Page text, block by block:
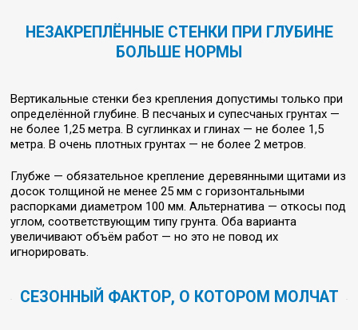
НЕЗАКРЕПЛЁННЫЕ СТЕНКИ ПРИ ГЛУБИНЕ
БОЛЬШЕ НОРМЫ
Вертикальные стенки без крепления допустимы только при
определённой глубине. В песчаных и супесчаных грунтах —
не более 1,25 метра. В суглинках и глинах — не более 1,5
метра. В очень плотных грунтах — не более 2 метров.
Глубже — обязательное крепление деревянными щитами из
досок толщиной не менее 25 мм с горизонтальными
распорками диаметром 100 мм. Альтернатива — откосы под
углом, соответствующим типу грунта. Оба варианта
увеличивают объём работ — но это не повод их
игнорировать.
СЕЗОННЫЙ ФАКТОР, О КОТОРОМ МОЛЧАТ